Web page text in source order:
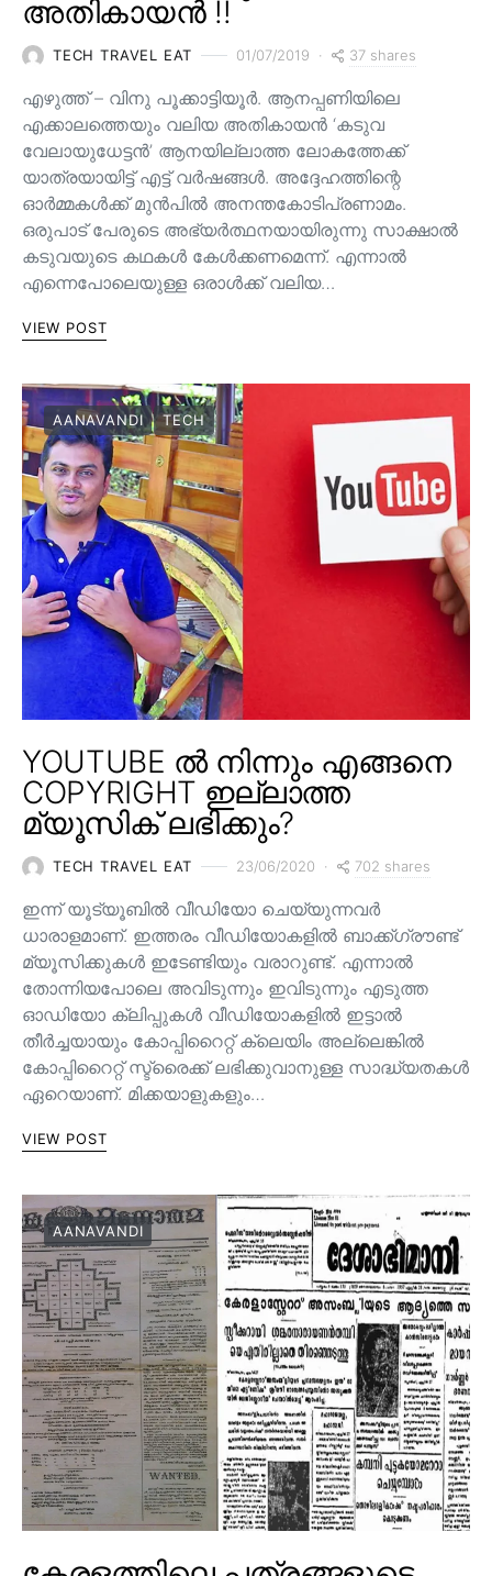
അതികായൻ !!
TECH TRAVEL EAT 01/07/2019 37 shares
എഴുത്ത് – വിനു പൂക്കാട്ടിയൂർ. ആനപ്പണിയിലെ
എക്കാലത്തെയും വലിയ അതികായൻ ‘കടുവ
വേലായുധേട്ടൻ’ ആനയില്ലാത്ത ലോകത്തേക്ക്
യാത്രയായിട്ട് എട്ട് വർഷങ്ങൾ. അദ്ദേഹത്തിന്റെ
ഓർമ്മകൾക്ക് മുൻപിൽ അനന്തകോടിപ്രണാമം.
ഒരുപാട് പേരുടെ അഭ്യർത്ഥനയായിരുന്നു സാക്ഷാൽ
കടുവയുടെ കഥകൾ കേൾക്കണമെന്ന്. എന്നാൽ
എന്നെപോലെയുള്ള ഒരാൾക്ക് വലിയ…
VIEW POST
AANAVANDI TECH
YOUTUBE ൽ നിന്നും എങ്ങനെ
COPYRIGHT ഇല്ലാത്ത
മ്യൂസിക് ലഭിക്കും?
TECH TRAVEL EAT 23/06/2020 702 shares
ഇന്ന് യൂട്യൂബിൽ വീഡിയോ ചെയ്യുന്നവർ
ധാരാളമാണ്. ഇത്തരം വീഡിയോകളിൽ ബാക്ക്ഗ്രൗണ്ട്
മ്യൂസിക്കുകൾ ഇടേണ്ടിയും വരാറുണ്ട്. എന്നാൽ
തോന്നിയപോലെ അവിടുന്നും ഇവിടുന്നും എടുത്ത
ഓഡിയോ ക്ലിപ്പുകൾ വീഡിയോകളിൽ ഇട്ടാൽ
തീർച്ചയായും കോപ്പിറൈറ്റ് ക്ലെയിം അല്ലെങ്കിൽ
കോപ്പിറൈറ്റ് സ്ട്രൈക്ക് ലഭിക്കുവാനുള്ള സാദ്ധ്യതകൾ
ഏറെയാണ്. മിക്കയാളുകളും…
VIEW POST
AANAVANDI